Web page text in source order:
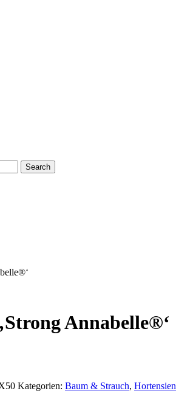
Search
Annabelle®‘
Kategorien: Baum & Strauch, Hortensien